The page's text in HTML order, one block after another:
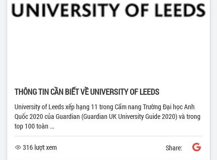
THÔNG TIN CẦN BIẾT VỀ UNIVERSITY OF LEEDS
University of Leeds xếp hạng 11 trong Cẩm nang Trường Đại học Anh
Quốc 2020 của Guardian (Guardian UK University Guide 2020) và trong
top 100 toàn ...
316 lượt xem Share: